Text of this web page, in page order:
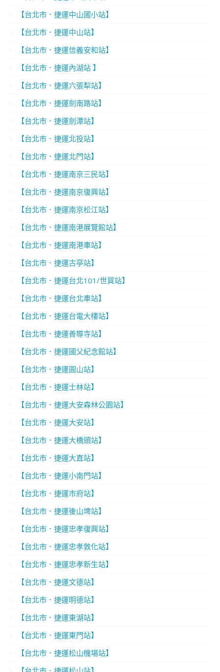
【台北市．捷運中山國小站】
【台北市．捷運中山站】
【台北市．捷運信義安和站】
【台北市．捷運內湖站 】
【台北市．捷運六張犁站】
【台北市．捷運劍南路站】
【台北市．捷運劍潭站】
【台北市．捷運北投站】
【台北市．捷運北門站】
【台北市．捷運南京三民站】
【台北市．捷運南京復興站】
【台北市．捷運南京松江站】
【台北市．捷運南港展覽館站】
【台北市．捷運南港車站】
【台北市．捷運古亭站】
【台北市．捷運台北101/世貿站】
【台北市．捷運台北車站】
【台北市．捷運台電大樓站】
【台北市．捷運善導寺站】
【台北市．捷運國父紀念館站】
【台北市．捷運圓山站】
【台北市．捷運士林站】
【台北市．捷運大安森林公園站】
【台北市．捷運大安站】
【台北市．捷運大橋頭站】
【台北市．捷運大直站】
【台北市．捷運小南門站】
【台北市．捷運市府站】
【台北市．捷運後山埤站】
【台北市．捷運忠孝復興站】
【台北市．捷運忠孝敦化站】
【台北市．捷運忠孝新生站】
【台北市．捷運文德站】
【台北市．捷運明德站】
【台北市．捷運東湖站】
【台北市．捷運東門站】
【台北市．捷運松山機場站】